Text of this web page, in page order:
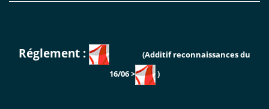
Réglement :
(Additif reconnaissances du
16/06 >
)